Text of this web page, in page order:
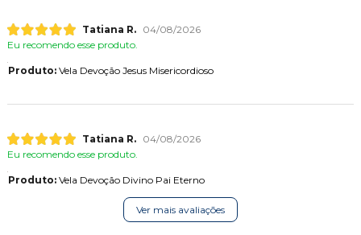
Tatiana R.
04/08/2026
Eu recomendo esse produto.
Produto:Vela Devoção Jesus Misericordioso
Tatiana R.
04/08/2026
Eu recomendo esse produto.
Produto:Vela Devoção Divino Pai Eterno
Ver mais avaliações